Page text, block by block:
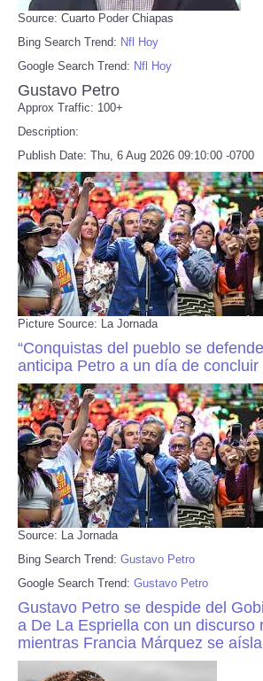
Source: Cuarto Poder Chiapas
Bing Search Trend: Nfl Hoy
Google Search Trend: Nfl Hoy
Gustavo Petro
Approx Traffic: 100+
Description:
Publish Date: Thu, 6 Aug 2026 09:10:00 -0700
Picture Source: La Jornada
“Conquistas del pueblo se
anticipa Petro a un día de
Source: La Jornada
Bing Search Trend: Gustavo Petro
Google Search Trend: Gustavo Petro
Gustavo Petro se despide del
a De La Espriella con un discurso
mientras Francia Márquez se